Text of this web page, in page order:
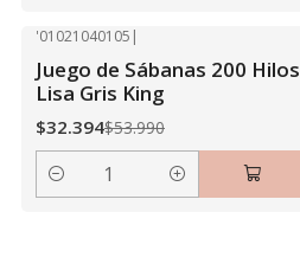
'01021040105 |
Juego de Sábanas 200 Hilos
Lisa Gris King
$32.394$53.990
Cantidad